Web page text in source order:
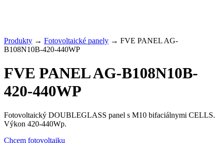
Produkty → Fotovoltaické panely → FVE PANEL AG-
B108N10B-420-440WP
FVE PANEL AG-B108N10B-
420-440WP
Fotovoltaický DOUBLEGLASS panel s M10 bifaciálnymi CELLS.
Výkon 420-440Wp.
Chcem fotovoltaiku